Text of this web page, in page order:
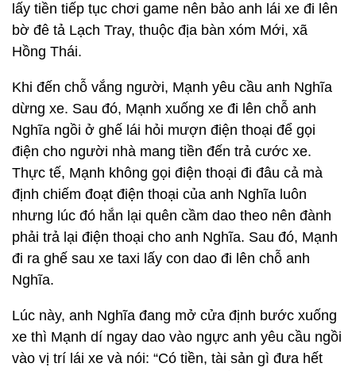
lấy tiền tiếp tục chơi game nên bảo anh lái xe đi lên
bờ đê tả Lạch Tray, thuộc địa bàn xóm Mới, xã
Hồng Thái.
Khi đến chỗ vắng người, Mạnh yêu cầu anh Nghĩa
dừng xe. Sau đó, Mạnh xuống xe đi lên chỗ anh
Nghĩa ngồi ở ghế lái hỏi mượn điện thoại để gọi
điện cho người nhà mang tiền đến trả cước xe.
Thực tế, Mạnh không gọi điện thoại đi đâu cả mà
định chiếm đoạt điện thoại của anh Nghĩa luôn
nhưng lúc đó hắn lại quên cầm dao theo nên đành
phải trả lại điện thoại cho anh Nghĩa. Sau đó, Mạnh
đi ra ghế sau xe taxi lấy con dao đi lên chỗ anh
Nghĩa.
Lúc này, anh Nghĩa đang mở cửa định bước xuống
xe thì Mạnh dí ngay dao vào ngực anh yêu cầu ngồi
vào vị trí lái xe và nói: “Có tiền, tài sản gì đưa hết